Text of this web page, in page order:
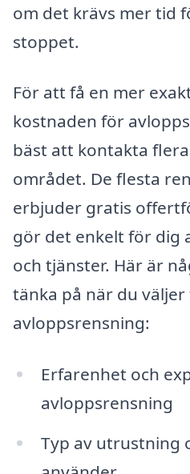
om det krävs mer tid
stoppet.
För att få en mer
kostnaden för
bäst att kontakta
området. De flesta
erbjuder gratis
gör det enkelt för dig
och tjänster. Här är
tänka på när du
avloppsrensning:
Erfarenhet och
avloppsrensning
Typ av utrustning